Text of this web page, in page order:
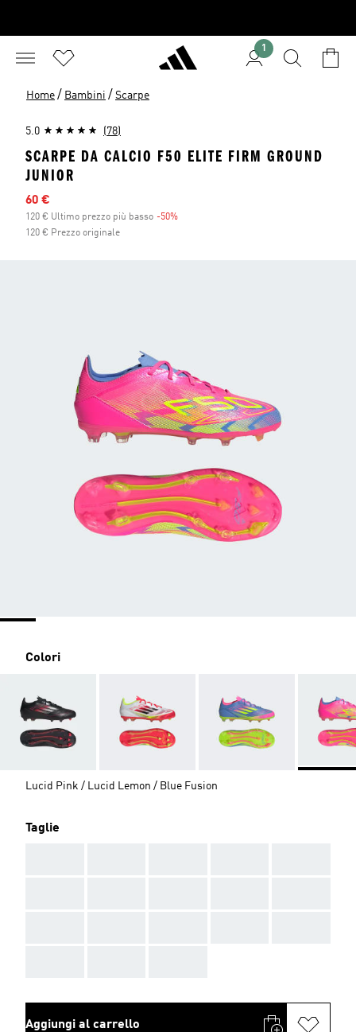
1
Home / Bambini / Scarpe
5.0 (78)
SCARPE DA CALCIO F50 ELITE FIRM GROUND
JUNIOR
Prezzo scontato
60 €
120 € Ultimo prezzo più basso -50%
120 € Prezzo originale
Colori
Lucid Pink / Lucid Lemon / Blue Fusion
Taglie
Aggiungi al carrello